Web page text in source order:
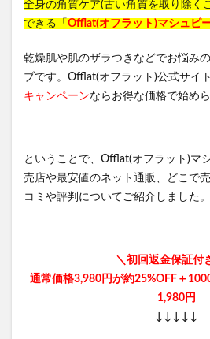
全身の角質ケア(古い角質を取り除く
できる「 Offlat(オフラット)マシュピ
乾燥肌や肌のザラつきなどでお悩み
ブです。Offlat(オフラット)公式サイ
キャンペーンならお得な価格で始めら
ということで、Offlat(オフラット)マ
売店や最安値のネット通販、どこで
コミや評判についてご紹介しました。
＼初回返金保証付
通常価格3,980円が約25%OFF＋
1,980円
↓↓↓↓↓